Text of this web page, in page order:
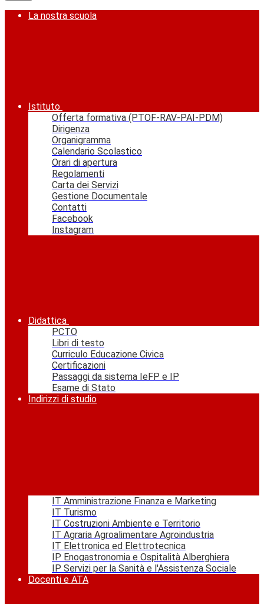
La nostra scuola
Istituto
Offerta formativa (PTOF-RAV-PAI-PDM)
Dirigenza
Organigramma
Calendario Scolastico
Orari di apertura
Regolamenti
Carta dei Servizi
Gestione Documentale
Contatti
Facebook
Instagram
Didattica
PCTO
Libri di testo
Curriculo Educazione Civica
Certificazioni
Passaggi da sistema IeFP e IP
Esame di Stato
Indirizzi di studio
IT Amministrazione Finanza e Marketing
IT Turismo
IT Costruzioni Ambiente e Territorio
IT Agraria Agroalimentare Agroindustria
IT Elettronica ed Elettrotecnica
IP Enogastronomia e Ospitalità Alberghiera
IP Servizi per la Sanità e l'Assistenza Sociale
Docenti e ATA